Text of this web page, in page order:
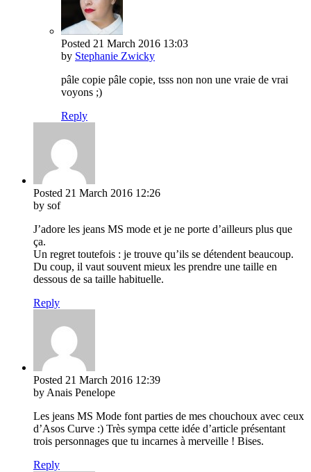
Posted 21 March 2016 13:03
by Stephanie Zwicky
pâle copie pâle copie, tsss non non une vraie de vrai
voyons ;)
Reply
Posted 21 March 2016 12:26
by sof
J’adore les jeans MS mode et je ne porte d’ailleurs plus que
ça.
Un regret toutefois : je trouve qu’ils se détendent beaucoup.
Du coup, il vaut souvent mieux les prendre une taille en
dessous de sa taille habituelle.
Reply
Posted 21 March 2016 12:39
by Anais Penelope
Les jeans MS Mode font parties de mes chouchoux avec ceux
d’Asos Curve :) Très sympa cette idée d’article présentant
trois personnages que tu incarnes à merveille ! Bises.
Reply